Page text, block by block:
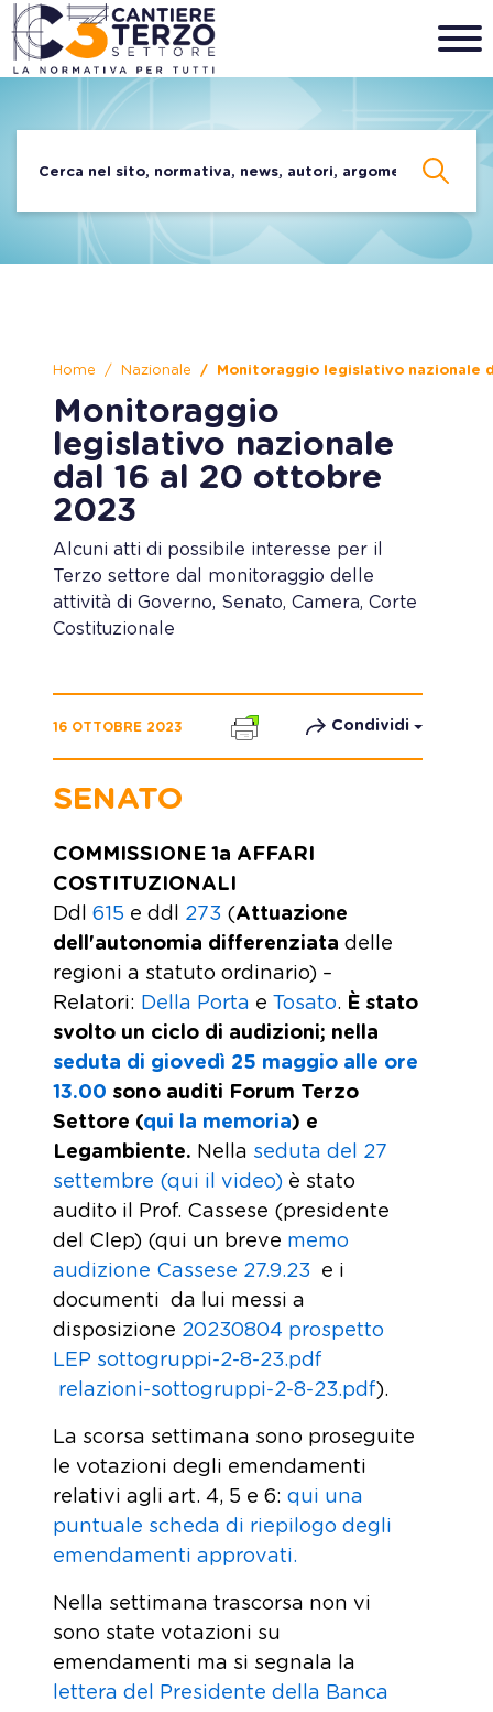
Home Nazionale Monitoraggio legislativo nazionale
Monitoraggio
legislativo nazionale
dal 16 al 20 ottobre
2023
Alcuni atti di possibile interesse per il
Terzo settore dal monitoraggio delle
attività di Governo, Senato, Camera, Corte
Costituzionale
16 OTTOBRE 2023 Condividi
SENATO
COMMISSIONE 1a AFFARI
COSTITUZIONALI
Ddl 615 e ddl 273 (Attuazione
dell'autonomia differenziata delle
regioni a statuto ordinario) –
Relatori: Della Porta e Tosato. È stato
svolto un ciclo di audizioni; nella
seduta di giovedì 25 maggio alle ore
13.00 sono auditi Forum Terzo
Settore (qui la memoria) e
Legambiente. Nella seduta del 27
settembre (qui il video) è stato
audito il Prof. Cassese (presidente
del Clep) (qui un breve memo
audizione Cassese 27.9.23 e i
documenti da lui messi a
disposizione 20230804 prospetto
LEP sottogruppi-2-8-23.pdf
relazioni-sottogruppi-2-8-23.pdf).
La scorsa settimana sono proseguite
le votazioni degli emendamenti
relativi agli art. 4, 5 e 6: qui una
puntuale scheda di riepilogo degli
emendamenti approvati.
Nella settimana trascorsa non vi
sono state votazioni su
emendamenti ma si segnala la
lettera del Presidente della Banca